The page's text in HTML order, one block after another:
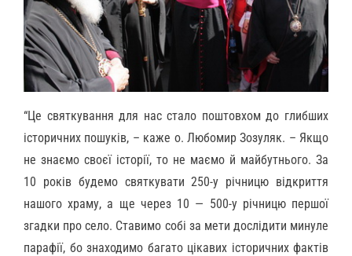
“Це святкування для нас стало поштовхом до глибших
історичних пошуків, – каже о. Любомир Зозуляк. – Якщо
не знаємо своєї історії, то не маємо й майбутнього. За
10 років будемо святкувати 250-у річницю відкриття
нашого храму, а ще через 10 — 500-у річницю першої
згадки про село. Ставимо собі за мети дослідити минуле
парафії, бо знаходимо багато цікавих історичних фактів